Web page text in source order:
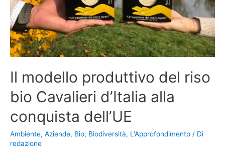
Il modello produttivo del riso
bio Cavalieri d’Italia alla
conquista dell’UE
Ambiente, Aziende, Bio, Biodiversità, L'Approfondimento / Di
redazione